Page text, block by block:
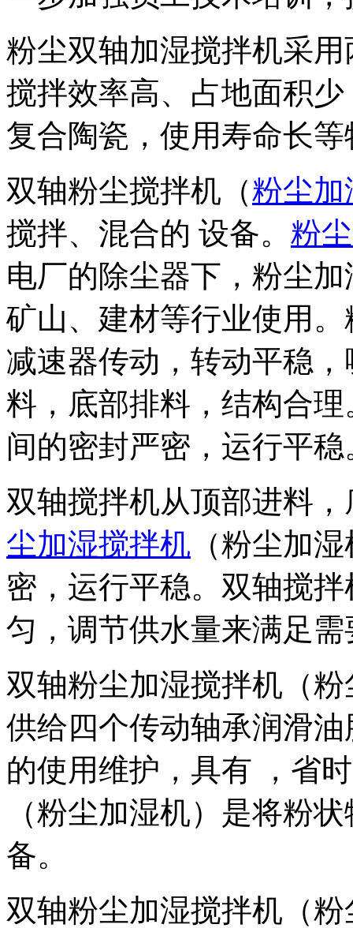
粉尘双轴加湿搅拌机采
搅拌效率高、占地面积
复合陶瓷，使用寿命长等
双轴粉尘搅拌机（粉尘加
搅拌、混合的 设备。 粉
电厂的除尘器下，粉尘
矿山、建材等行业使用
减速器传动，转动平稳
料，底部排料，结构合
间的密封严密，运行平稳
双轴搅拌机从顶部进料
尘加湿搅拌机 （粉尘加
密，运行平稳。双轴搅
匀，调节供水量来满足需
双轴粉尘加湿搅拌机（
供给四个传动轴承润滑
的使用维护，具有 ，省
（粉尘加湿机）是将粉
备。
双轴粉尘加湿搅拌机（